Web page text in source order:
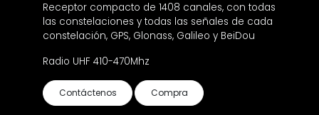
Receptor compacto de 1408 canales, con todas
las constelaciones y todas las señales de cada
constelación, GPS, Glonass, Galileo y BeiDou
Radio UHF 410-470Mhz
Contáctenos Compra